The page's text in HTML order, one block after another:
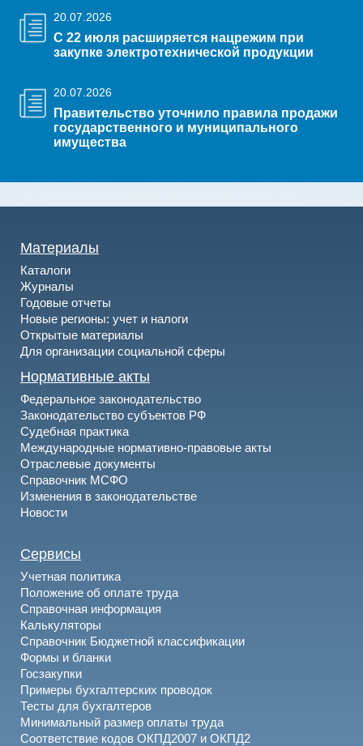
20.07.2026
С 22 июля расширяется нацрежим при
закупке электротехнической продукции
20.07.2026
Правительство уточнило правила продажи
государственного и муниципального
имущества
Материалы
Каталоги
Журналы
Годовые отчеты
Новые регионы: учет и налоги
Открытые материалы
Для организации социальной сферы
Нормативные акты
Федеральное законодательство
Законодательство субъектов РФ
Судебная практика
Международные нормативно-правовые акты
Отраслевые документы
Справочник МСФО
Изменения в законодательстве
Новости
Сервисы
Учетная политика
Положение об оплате труда
Справочная информация
Калькуляторы
Справочник Бюджетной классификации
Формы и бланки
Госзакупки
Примеры бухгалтерских проводок
Тесты для бухгалтеров
Минимальный размер оплаты труда
Соответствие кодов ОКПД2007 и ОКПД2